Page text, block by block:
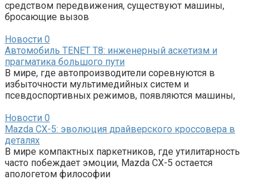
средством передвижения, существуют машины,
бросающие вызов
Новости 0
Автомобиль TENET T8: инженерный аскетизм и
прагматика большого пути
В мире, где автопроизводители соревнуются в
избыточности мультимедийных систем и
псевдоспортивных режимов, появляются машины,
Новости 0
Mazda CX-5: эволюция драйверского кроссовера в
деталях
В мире компактных паркетников, где утилитарность
часто побеждает эмоции, Mazda CX-5 остается
апологетом философии